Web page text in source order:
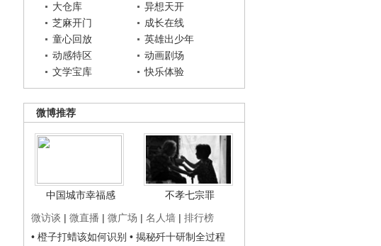
大仓库
异想天开
芝麻开门
成长在线
童心回放
英雄出少年
动感特区
动画剧场
文学宝库
快乐体验
微博推荐
中国城市幸福感
不孝七宗罪
微访谈 | 微直播 | 微广场 | 名人墙 | 排行榜
• 橙子打蜡该如何识别 • 揭秘歼十研制全过程